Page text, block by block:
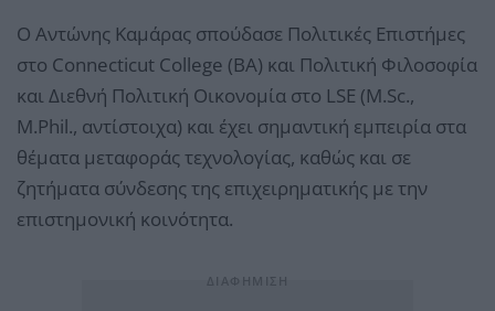
Ο Αντώνης Καμάρας σπούδασε Πολιτικές Επιστήμες
στο Connecticut College (ΒΑ) και Πολιτική Φιλοσοφία
και Διεθνή Πολιτική Οικονομία στο LSE (M.Sc.,
M.Phil., αντίστοιχα) και έχει σημαντική εμπειρία στα
θέματα μεταφοράς τεχνολογίας, καθώς και σε
ζητήματα σύνδεσης της επιχειρηματικής με την
επιστημονική κοινότητα.